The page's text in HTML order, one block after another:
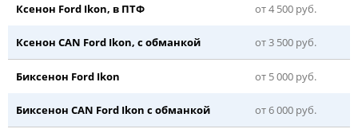
Ксенон Ford Ikon, в ПТФ от 4 500 руб.
Ксенон CAN Ford Ikon, с обманкой от 3 500 руб.
Биксенон Ford Ikon от 5 000 руб.
Биксенон CAN Ford Ikon с обманкой от 6 000 руб.